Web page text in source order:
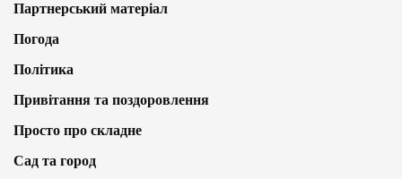
Партнерський матеріал
Погода
Політика
Привітання та поздоровлення
Просто про складне
Сад та город